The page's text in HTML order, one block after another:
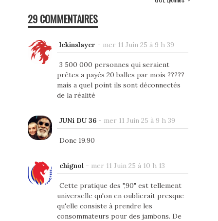
29 COMMENTAIRES
lekinslayer - mer 11 Juin 25 à 9 h 39
3 500 000 personnes qui seraient
prêtes a payés 20 balles par mois ?????
mais a quel point ils sont déconnectés
de la réalité
JUNi DU 36- mer 11 Juin 25 à 9 h 39
Donc 19.90
chignol - mer 11 Juin 25 à 10 h 13
Cette pratique des ",90" est tellement
universelle qu'on en oublierait presque
qu'elle consiste à prendre les
consommateurs pour des jambons. De